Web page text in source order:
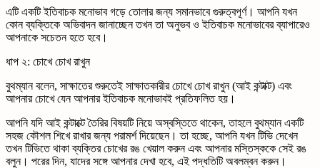
এটি একটি ইতিবাচক মনোভাব গড়ে তোলার জন্য সমানভাবে গুরুত্বপূর্ণ। আপনি যখন
কোন ব্যক্তিকে অভিবাদন জানাচ্ছেন তখন তা অনুভব ও ইতিবাচক মনোভাবের ব্যাপারেও
আপনাকে সচেতন হতে হবে।
ধাপ ২: চোখে চোখ রাখুন
বুথম্যান বলেন, সাক্ষাতের শুরুতেই সাক্ষাতকারীর চোখে চোখ রাখুন (আই কন্টাক্ট) এবং
আপনার চোখে যেন আপনার ইতিবাচক মনোভাবই প্রতিফলিত হয়।
আপনি যদি আই কন্টাক্টে তৈরির বিষয়টি নিয়ে অস্বস্তিতে থাকেন, তাহলে বুথম্যান একটি
সহজ কৌশল শিখে রাখার জন্য পরামর্শ দিয়েছেন। তা হচ্ছে, আপনি যখন টিভি দেখেন
তখন টিভিতে থাকা ব্যক্তির চোখের রঙ খেয়াল করুন এবং আপনার মস্তিস্ককে সেই রঙ
বলুন। পরের দিন, যাদের সঙ্গে আপনার দেখা হবে, এই পদ্ধতিটি অবলম্বন করুন।